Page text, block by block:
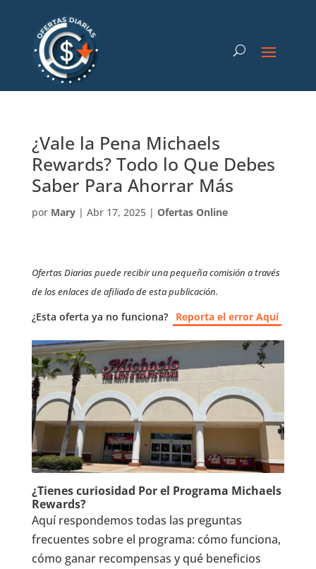
¿Vale la Pena Michaels
Rewards? Todo lo Que Debes
Saber Para Ahorrar Más
por Mary| Abr 17, 2025| Ofertas Online
Ofertas Diarias puede recibir una pequeña comisión a través
de los enlaces de afiliado de esta publicación.
¿Esta oferta ya no funciona? Reporta el error Aquí
¿Tienes curiosidad Por el Programa Michaels
Rewards?
Aquí respondemos todas las preguntas
frecuentes sobre el programa: cómo funciona,
cómo ganar recompensas y qué beneficios